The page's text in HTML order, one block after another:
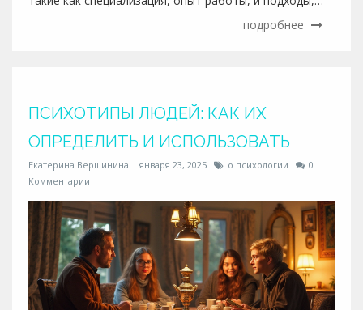
используемые в терапии. Знание этих факторов
поможет вам найти профессионала, который сможет
подробнее
ПСИХОТИПЫ ЛЮДЕЙ: КАК ИХ
ОПРЕДЕЛИТЬ И ИСПОЛЬЗОВАТЬ
Екатерина Вершинина января 23, 2025 о психологии
0
Комментарии